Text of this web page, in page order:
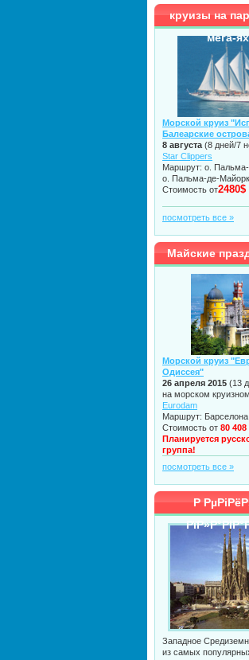
круизы на
мега-
Морской круиз
Балеарские
8 августа (8 дней/7
Star Clippers
Маршрут: о.
о. Пальма-де-
Стоимость от2480$
посмотреть все »
Майские
Морской круиз
Одиссея"
26 апреля 2015 (13
на морском
Eurodam
Маршрут: Барселона
Стоимость от 80
Планируется
группа!
посмотреть все »
Р
Западное
из самых